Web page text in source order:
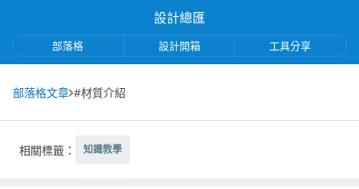
設計總匯
部落格 設計開箱 工具分享
部落格文章 #材質介紹
相關標籤： 知識教學